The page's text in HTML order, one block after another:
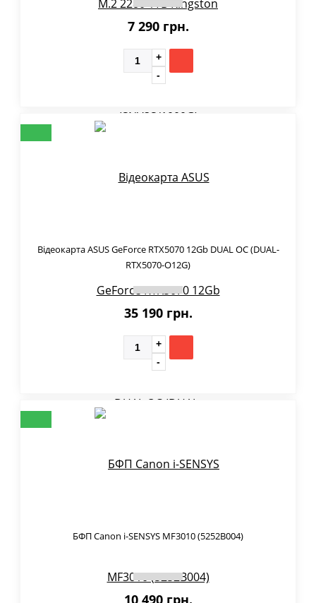
7 290 грн.
Відеокарта ASUS GeForce RTX5070 12Gb DUAL OC (DUAL-
RTX5070-O12G)
35 190 грн.
БФП Canon i-SENSYS MF3010 (5252B004)
10 490 грн.